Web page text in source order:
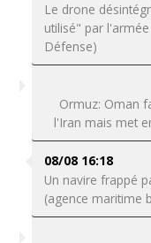
Le drone
utilisé" par
Défense)
Ormuz: Oman
l'Iran mais met
08/08 16:18
Un navire frappé
(agence maritime